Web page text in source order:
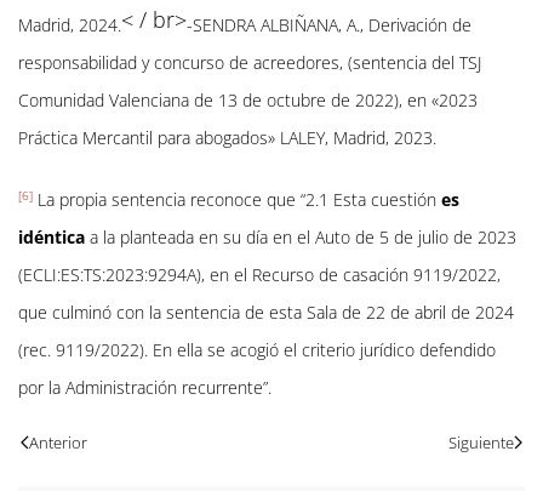
Madrid, 2024.< / br>-SENDRA ALBIÑANA, A., Derivación de
responsabilidad y concurso de acreedores, (sentencia del TSJ
Comunidad Valenciana de 13 de octubre de 2022), en «2023
Práctica Mercantil para abogados» LALEY, Madrid, 2023.
[6] La propia sentencia reconoce que “2.1 Esta cuestión es
idéntica a la planteada en su día en el Auto de 5 de julio de 2023
(ECLI:ES:TS:2023:9294A), en el Recurso de casación 9119/2022,
que culminó con la sentencia de esta Sala de 22 de abril de 2024
(rec. 9119/2022). En ella se acogió el criterio jurídico defendido
por la Administración recurrente”.
Anterior Siguiente